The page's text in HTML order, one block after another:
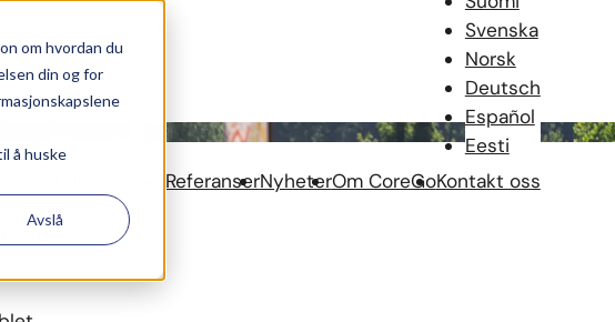
om hvordan du
din og for
å huske
Avslå
Svenska
Norsk
Deutsch
Español
Eesti
ReferanserNyheterOm CoreGoKontakt oss